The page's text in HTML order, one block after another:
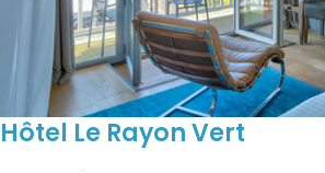
Hôtel Le Rayon Vert